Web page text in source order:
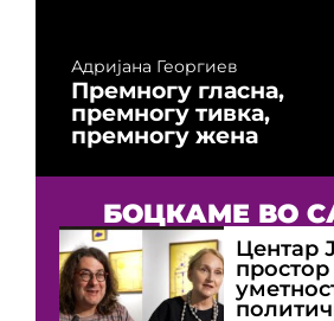
Адријана Георгиев
Премногу гласна,
премногу тивка,
премногу жена
БОЦКАМЕ ВО
Центар